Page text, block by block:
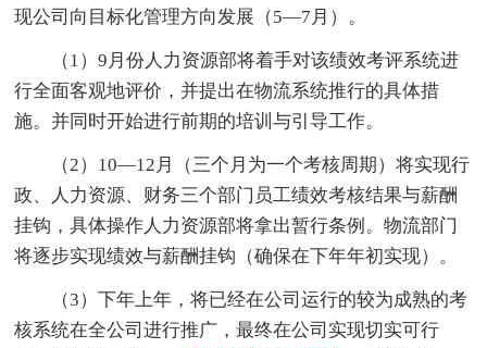
现公司向目标化管理方向发展（5—7月）。
（1）9月份人力资源部将着手对该绩效考评系统进
行全面客观地评价，并提出在物流系统推行的具体措
施。并同时开始进行前期的培训与引导工作。
（2）10—12月（三个月为一个考核周期）将实现行
政、人力资源、财务三个部门员工绩效考核结果与薪酬
挂钩，具体操作人力资源部将拿出暂行条例。物流部门
将逐步实现绩效与薪酬挂钩（确保在下年年初实现）。
（3）下年上年，将已经在公司运行的较为成熟的考
核系统在全公司进行推广，最终在公司实现切实可行